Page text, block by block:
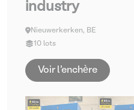
industry
Nieuwerkerken, BE
10 lots
Voir l'enchère